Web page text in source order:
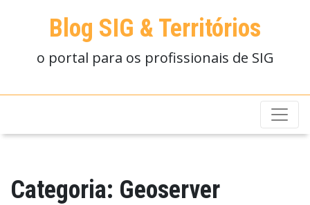
Blog SIG & Territórios
o portal para os profissionais de SIG
Categoria: Geoserver